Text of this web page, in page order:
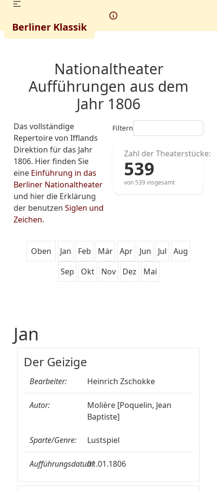
Berliner Klassik
Nationaltheater
Aufführungen aus dem
Jahr 1806
Das vollständige
Repertoire von Ifflands
Direktion für das Jahr
1806. Hier finden Sie
eine Einführung in das
Berliner Nationaltheater
und hier die Erklärung
der benutzen Siglen und
Zeichen.
Filtern
Zahl der Theaterstücke:
539
von 539 insgesamt
Oben Jan Feb Mär Apr Jun Jul
Aug
Sep
Okt Nov Dez Mai
Jan
Der Geizige
Bearbeiter: Heinrich Zschokke
Autor:
Molière [Poquelin, Jean
Baptiste]
Sparte/Genre: Lustspiel
Aufführungsdatum:01.01.1806